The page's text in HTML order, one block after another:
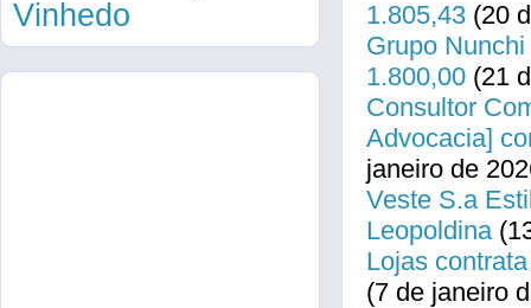
1.805,43 (20
Grupo
1.800,00 (21
Consultor
Advocacia]
janeiro de
Veste S.a
Leopoldina
Lojas
(7 de janeiro
Vinhedo